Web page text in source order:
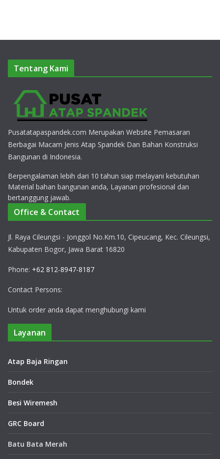
Tentang Kami
Pusatatapaspandek.com Merupakan Website Pemasaran
Berbagai Macam Jenis Atap Spandek Dan Bahan Konstruksi
Bangunan di Indonesia.
Berpengalaman lebih dari 10 tahun siap melayani kebutuhan
Material bahan bangunan anda, Layanan profesional dan
bertanggung jawab.
Office & Contact
Jl. Raya Cileungsi - Jonggol No.Km.10, Cipeucang, Kec. Cileungsi,
Kabupaten Bogor, Jawa Barat 16820
Phone: +62 812-8947-8187
Contact Persons:
Untuk order anda dapat menghubungi kami
Layanan
Atap Baja Ringan
Bondek
Besi Wiremesh
GRC Board
Batu Bata Merah